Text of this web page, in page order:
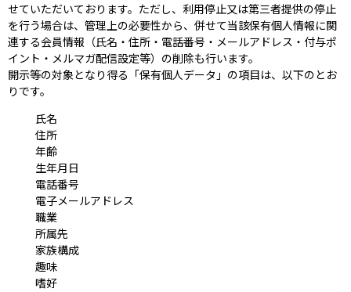
せていただいております。ただし、利用停止又は第三者提供の停止
を行う場合は、管理上の必要性から、併せて当該保有個人情報に関
連する会員情報（氏名・住所・電話番号・メールアドレス・付与ポ
イント・メルマガ配信設定等）の削除も行います。
開示等の対象となり得る「保有個人データ」の項目は、以下のとお
りです。
氏名
住所
年齢
生年月日
電話番号
電子メールアドレス
職業
所属先
家族構成
趣味
嗜好